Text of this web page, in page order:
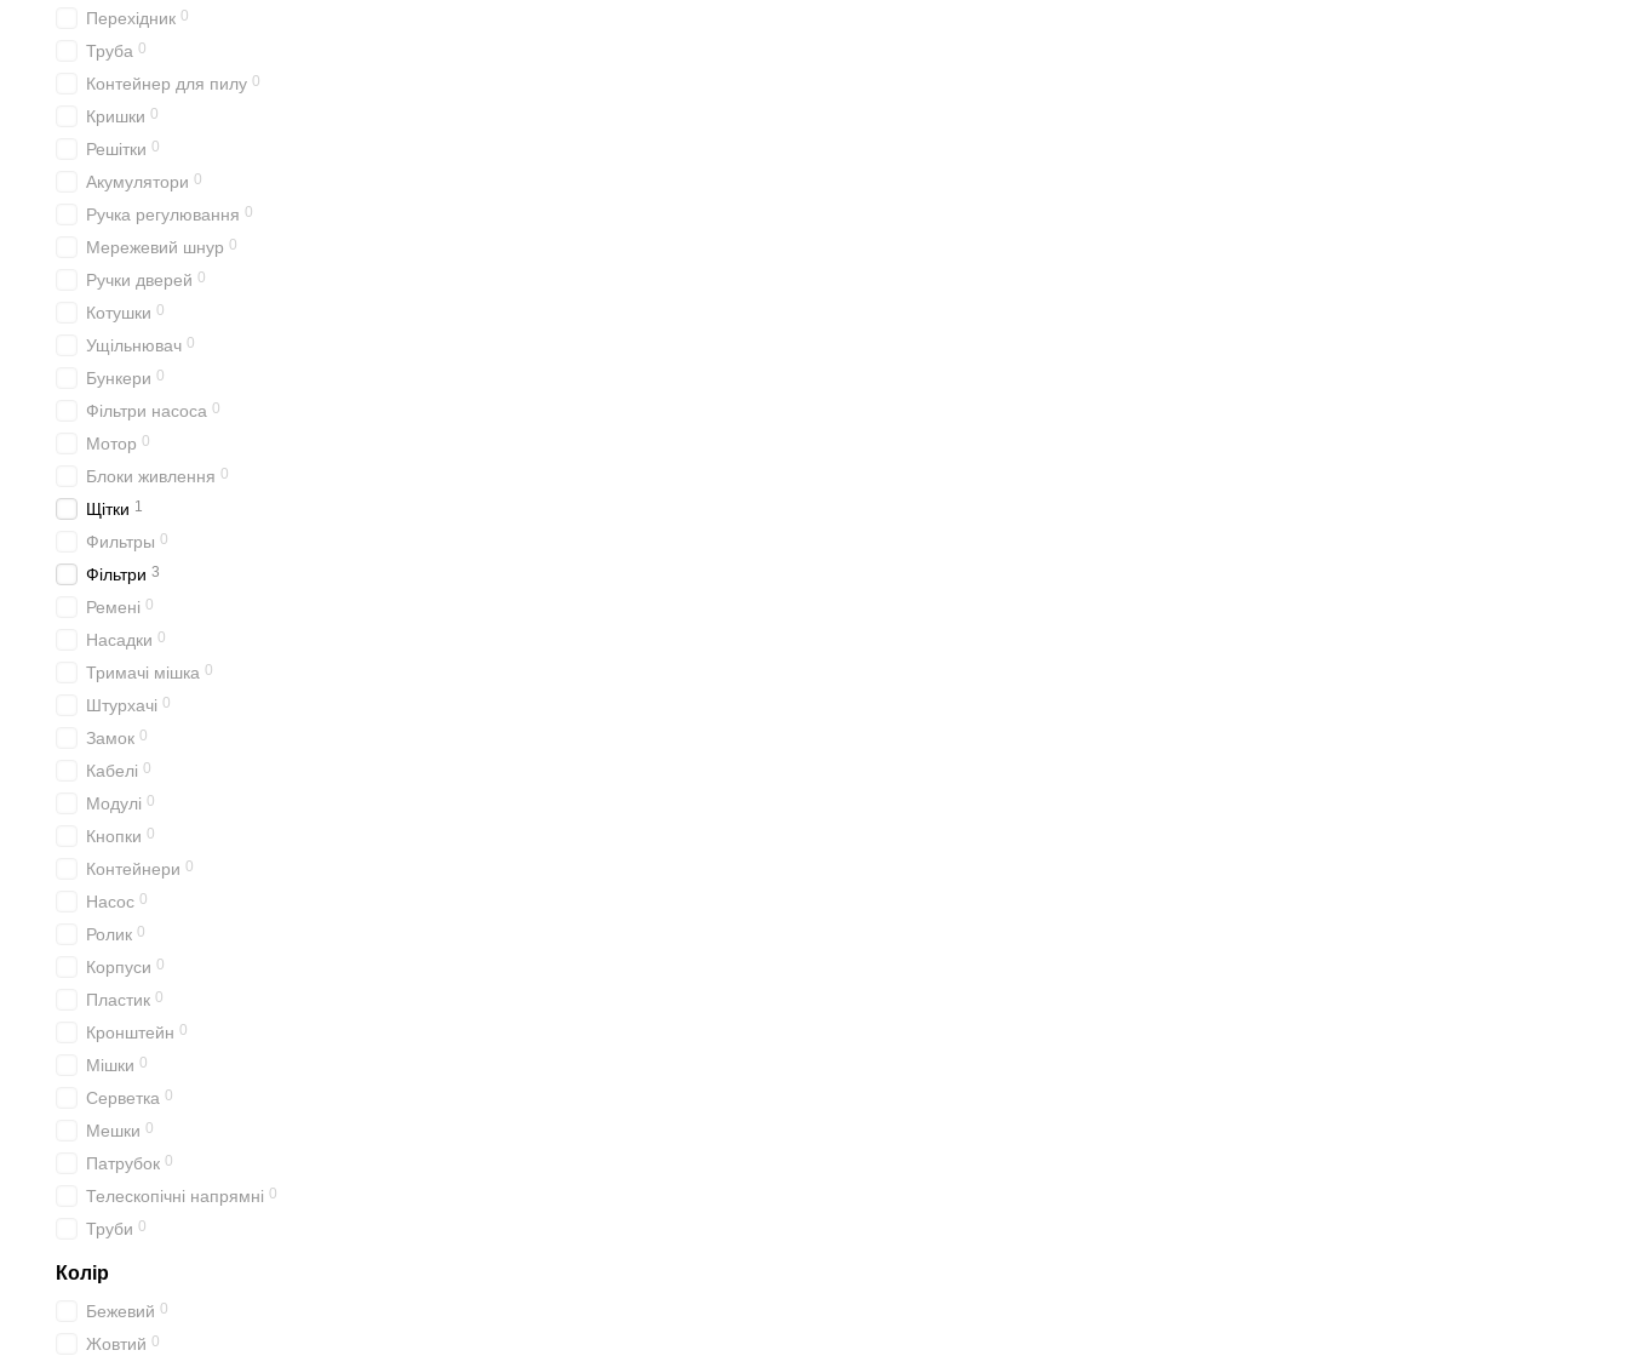
Перехідник 0
Труба 0
Контейнер для пилу 0
Кришки 0
Решітки 0
Акумулятори 0
Ручка регулювання 0
Мережевий шнур 0
Ручки дверей 0
Котушки 0
Ущільнювач 0
Бункери 0
Фільтри насоса 0
Мотор 0
Блоки живлення 0
Щітки 1
Фильтры 0
Фільтри 3
Ремені 0
Насадки 0
Тримачі мішка 0
Штурхачі 0
Замок 0
Кабелі 0
Модулі 0
Кнопки 0
Контейнери 0
Насос 0
Ролик 0
Корпуси 0
Пластик 0
Кронштейн 0
Мішки 0
Серветка 0
Мешки 0
Патрубок 0
Телескопічні напрямні 0
Труби 0
Колір
Бежевий 0
Жовтий 0